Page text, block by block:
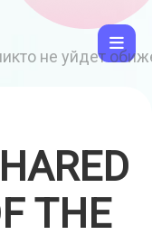
не уйдет
THE